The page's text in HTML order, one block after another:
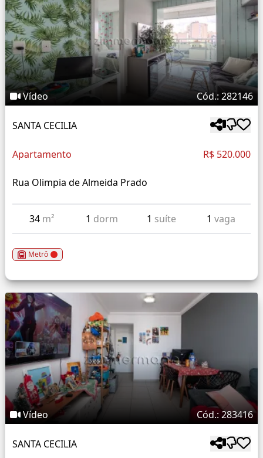
Vídeo Cód.: 282146
SANTA CECILIA
Apartamento R$ 520.000
Rua Olimpia de Almeida Prado
34 m² 1 dorm 1 suíte 1 vaga
Metrô
Vídeo Cód.: 283416
SANTA CECILIA